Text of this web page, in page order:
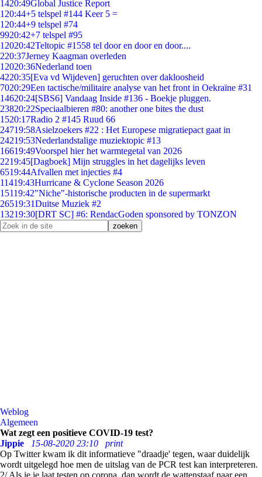
1420:49Global Justice Report
1 20:44+5 telspel #144 Keer 5 =
1 20:44+9 telspel #74
9920:42+7 telspel #95
12020:42Teltopic #1558 tel door en door en door....
220:37Jerney Kaagman overleden
12020:36Nederland toen
4220:35[Eva vd Wijdeven] geruchten over dakloosheid
7020:29Een tactische/militaire analyse van het front in Oekraïne #31
14620:24[SBS6] Vandaag Inside #136 - Boekje pluggen.
23820:22Speciaalbieren #80: another one bites the dust
1520:17Radio 2 #145 Ruud 66
24719:58Asielzoekers #22 : Het Europese migratiepact gaat in
24219:53Nederlandstalige muziektopic #13
16619:49Voorspel hier het warmtegetal van 2026
2219:45[Dagboek] Mijn struggles in het dagelijks leven
6519:44Afvallen met injecties #4
11419:43Hurricane & Cyclone Season 2026
15119:42"Niche"-historische producten in de supermarkt
26519:31Duitse Muziek #2
13219:30[DRT SC] #6: RendacGoden sponsored by TONZON
Weblog
Algemeen
Wat zegt een positieve COVID-19 test?
Jippie
15-08-2020 23:10
print
Op Twitter kwam ik dit informatieve "draadje' tegen, waar duidelijk
wordt uitgelegd hoe men de uitslag van de PCR test kan interpreteren.
2/ Als je je laat testen op corona, dan wordt de wattenstaaf naar een